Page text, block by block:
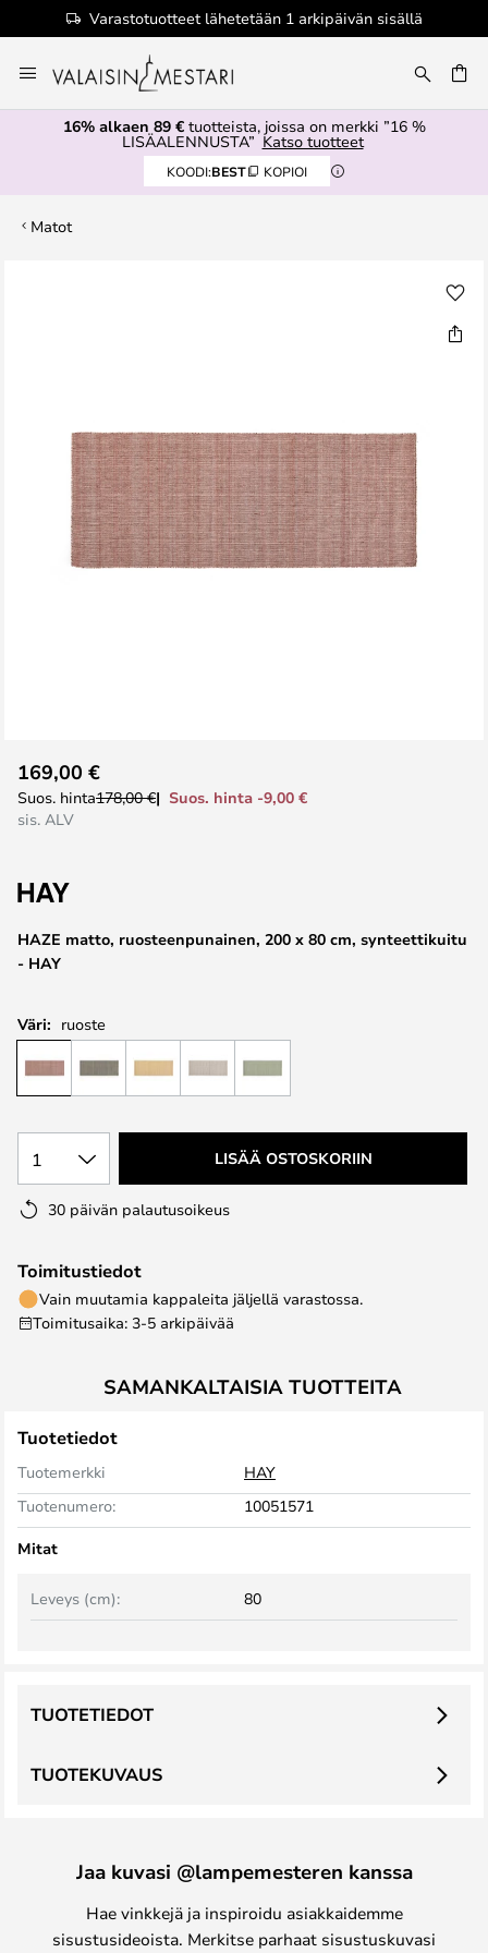
Varastotuotteet lähetetään 1 arkipäivän sisällä
to
Content
16% alkaen 89 €tuotteista, joissa on merkki ”16 %
LISÄALENNUSTA” Katso tuotteet
KOODI:BEST KOPIOI
Matot
to
the
the
gallery
HAZE matto, ruosteenpunainen, 200 x 80 cm, synteettikuitu
- HAY
169,00 €
Suos. hinta178,00 €
Suos. hinta -9,00 €
sis. ALV
Väri: ruoste
1 LISÄÄ OSTOSKORIIN
30 päivän palautusoikeus
Toimitustiedot
Vain muutamia kappaleita jäljellä varastossa.
Toimitusaika: 3-5 arkipäivää
SAMANKALTAISIA TUOTTEITA
Tuotetiedot
Tuotemerkki
HAY
Tuotenumero:
10051571
Mitat
Leveys (cm): 80
TUOTEKUVAUS
TUOTETIEDOT
Jaa kuvasi @lampemesteren kanssa
Hae vinkkejä ja inspiroidu asiakkaidemme
sisustusideoista. Merkitse parhaat sisustuskuvasi